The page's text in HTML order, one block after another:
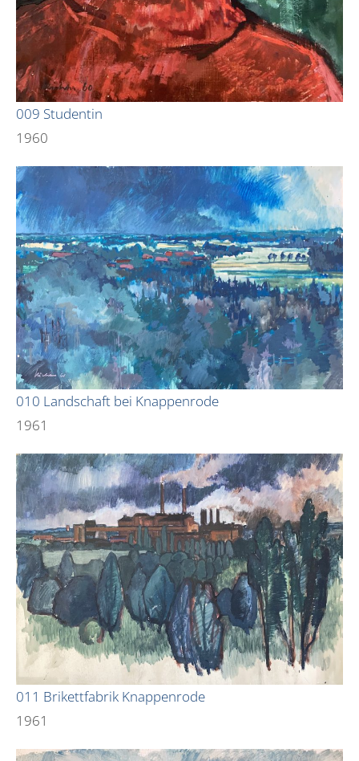
009 Studentin
1960
010 Landschaft bei Knappenrode
1961
011 Brikettfabrik Knappenrode
1961